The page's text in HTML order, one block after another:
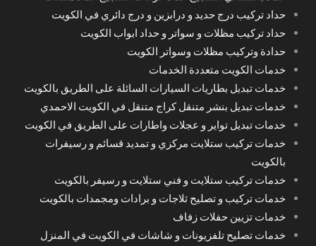
حداد تركيب درج حديد و درابزين و درج دائري في الكويت
حداد تركيب مظلات و سواتر و حداد ابواب الكويت
حدادة وتركيب مظلات وسواتر الكويت
خدمات الكويت متعددة الخدمات
خدمات تبديل بطاريات السيارات السائلة على الطريق بالكويت
خدمات تبديل بنشر متنقل كراج متنقل في الكويت الاحمدي
خدمات تبديل تواير و عجلات واطارات على الطريق في الكويت
خدمات تركيب ستلايت مركزي و تمديد قسائم و رسيفرات
بالكويت
خدمات تركيب ستلايت و فني ستلايت و رسيفر بالكويت
خدمات تركيب و تصليح ثلاجات و برادات ومجمدات بالكويت
خدمات تزيين حفلات زفاف
خدمات تصليح تلفزيونات و شاشات في الكويت في المنزل